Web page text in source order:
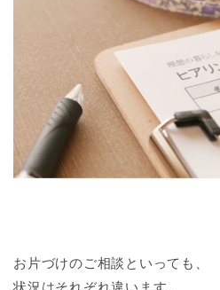
お片づけのご相談といっても、